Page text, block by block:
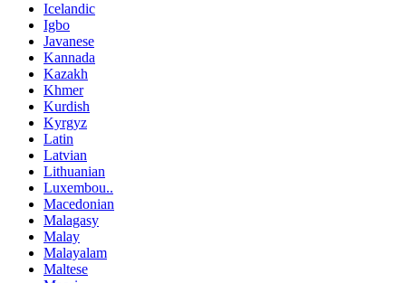
Icelandic
Igbo
Javanese
Kannada
Kazakh
Khmer
Kurdish
Kyrgyz
Latin
Latvian
Lithuanian
Luxembou..
Macedonian
Malagasy
Malay
Malayalam
Maltese